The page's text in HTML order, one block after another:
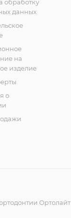
обработку
данных
на
изделие
о
Ортолайт